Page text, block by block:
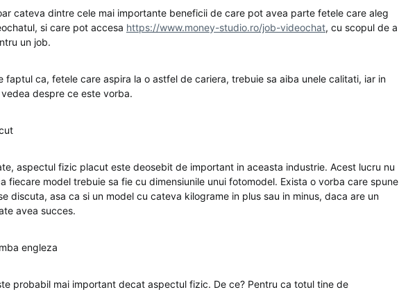
cateva dintre cele mai importante beneficii de care pot avea parte fetele care aleg
si care pot accesa https://www.money-studio.ro/job-videochat, cu scopul de a
un job.
faptul ca, fetele care aspira la o astfel de cariera, trebuie sa aiba unele calitati, iar in
despre ce este vorba.
aspectul fizic placut este deosebit de important in aceasta industrie. Acest lucru nu
fiecare model trebuie sa fie cu dimensiunile unui fotomodel. Exista o vorba care spune
discuta, asa ca si un model cu cateva kilograme in plus sau in minus, daca are un
avea succes.
engleza
probabil mai important decat aspectul fizic. De ce? Pentru ca totul tine de